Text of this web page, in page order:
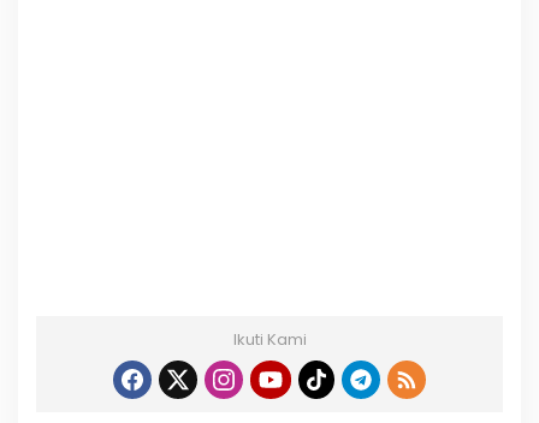
Ikuti Kami